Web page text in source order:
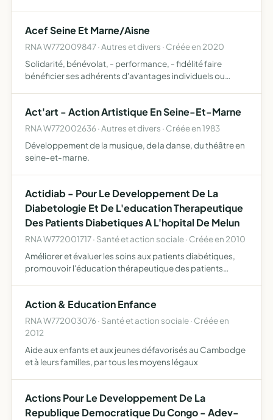
Acef Seine Et Marne/Aisne
RNA W772009847 · Autres et divers · Créée en 2020
Solidarité, bénévolat, - performance, - fidélité faire
bénéficier ses adhérents d'avantages individuels ou
Act'art - Action Artistique En Seine-Et-Marne
RNA W772002636 · Autres et divers · Créée en 1983
Développement de la musique, de la danse, du théâtre en
seine-et-marne.
Actidiab - Pour Le Developpement De La
Diabetologie Et De L'education Therapeutique
Des Patients Diabetiques A L'hopital De Melun
RNA W772001717 · Santé et action sociale · Créée en 2010
Améliorer et évaluer les soins aux patients diabétiques,
promouvoir l'éducation thérapeutique des patients
clinique…
Action & Education Enfance
RNA W772003076 · Santé et action sociale · Créée en
2012
Aide aux enfants et aux jeunes défavorisés au Cambodge
et à leurs familles, par tous les moyens légaux
Actions Pour Le Developpement De La
Republique Democratique Du Congo - Adev-